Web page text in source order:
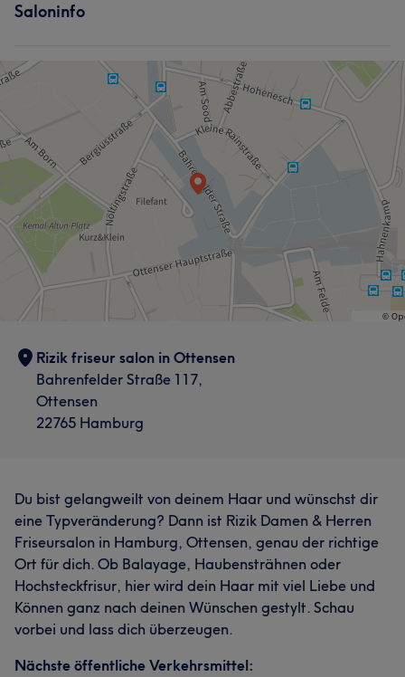
Saloninfo
Rizik friseur salon in Ottensen
Bahrenfelder Straße 117,
Ottensen
22765 Hamburg
Du bist gelangweilt von deinem Haar und wünschst dir
eine Typveränderung? Dann ist Rizik Damen & Herren
Friseursalon in Hamburg, Ottensen, genau der richtige
Ort für dich. Ob Balayage, Haubensträhnen oder
Hochsteckfrisur, hier wird dein Haar mit viel Liebe und
Können ganz nach deinen Wünschen gestylt. Schau
vorbei und lass dich überzeugen.
Nächste öffentliche Verkehrsmittel: